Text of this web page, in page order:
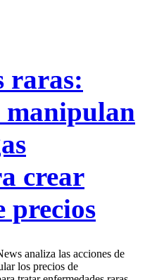
raras:
manipulan
crear
precios
analiza las acciones de
los precios de